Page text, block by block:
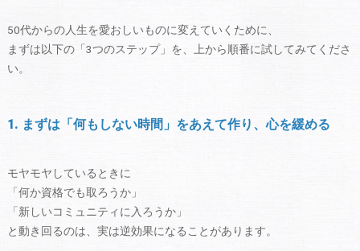
50代からの人生を愛おしいものに変えていくために、
まずは以下の「3つのステップ」を、上から順番に試してみてくださ
い。
1. まずは「何もしない時間」をあえて作り、心を緩める
モヤモヤしているときに
「何か資格でも取ろうか」
「新しいコミュニティに入ろうか」
と動き回るのは、実は逆効果になることがあります。